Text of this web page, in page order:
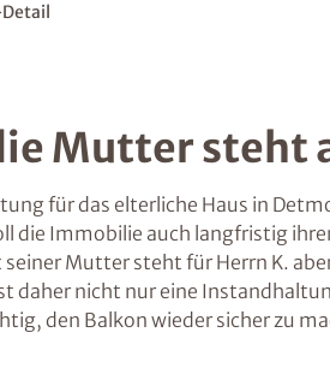
Mutter steht
für das elterliche Haus in
die Immobilie auch langfristig
Mutter steht für Herrn K.
daher nicht nur eine
den Balkon wieder sicher zu